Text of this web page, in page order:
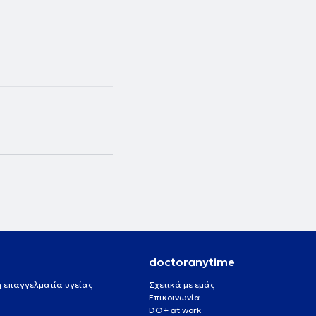
επαγγελματία υγείας
doctoranytime
Σχετικά με εμάς
Επικοινωνία
DO+ at work